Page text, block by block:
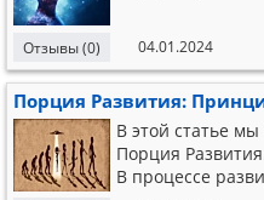
Отзывы (0) 04.01.2024
Порция Развития:
В этой статье мы
Порция
В процессе